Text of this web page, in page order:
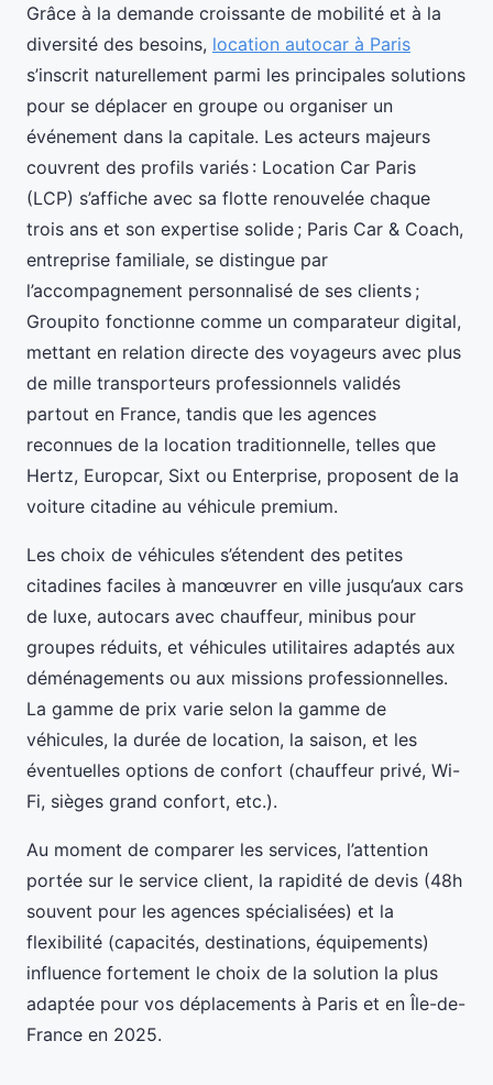
Grâce à la demande croissante de mobilité et à la
diversité des besoins, location autocar à Paris
s’inscrit naturellement parmi les principales solutions
pour se déplacer en groupe ou organiser un
événement dans la capitale. Les acteurs majeurs
couvrent des profils variés : Location Car Paris
(LCP) s’affiche avec sa flotte renouvelée chaque
trois ans et son expertise solide ; Paris Car & Coach,
entreprise familiale, se distingue par
l’accompagnement personnalisé de ses clients ;
Groupito fonctionne comme un comparateur digital,
mettant en relation directe des voyageurs avec plus
de mille transporteurs professionnels validés
partout en France, tandis que les agences
reconnues de la location traditionnelle, telles que
Hertz, Europcar, Sixt ou Enterprise, proposent de la
voiture citadine au véhicule premium.
Les choix de véhicules s’étendent des petites
citadines faciles à manœuvrer en ville jusqu’aux cars
de luxe, autocars avec chauffeur, minibus pour
groupes réduits, et véhicules utilitaires adaptés aux
déménagements ou aux missions professionnelles.
La gamme de prix varie selon la gamme de
véhicules, la durée de location, la saison, et les
éventuelles options de confort (chauffeur privé, Wi-
Fi, sièges grand confort, etc.).
Au moment de comparer les services, l’attention
portée sur le service client, la rapidité de devis (48h
souvent pour les agences spécialisées) et la
flexibilité (capacités, destinations, équipements)
influence fortement le choix de la solution la plus
adaptée pour vos déplacements à Paris et en Île-de-
France en 2025.